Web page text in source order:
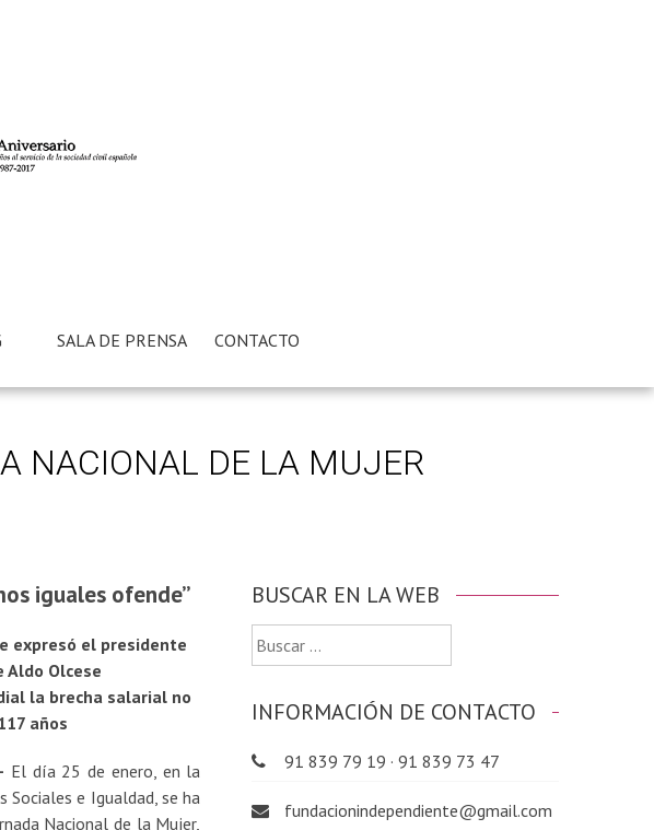
SALA DE PRENSA CONTACTO
NACIONAL DE LA MUJER
iguales ofende”
expresó el presidente
Aldo Olcese
la brecha salarial no
años
El día 25 de enero, en la
Sociales e Igualdad, se ha
Nacional de la Mujer,
BUSCAR EN LA WEB
Buscar:
INFORMACIÓN DE CONTACTO
91 839 79 19 · 91 839 73 47
fundacionindependiente@gmail.com